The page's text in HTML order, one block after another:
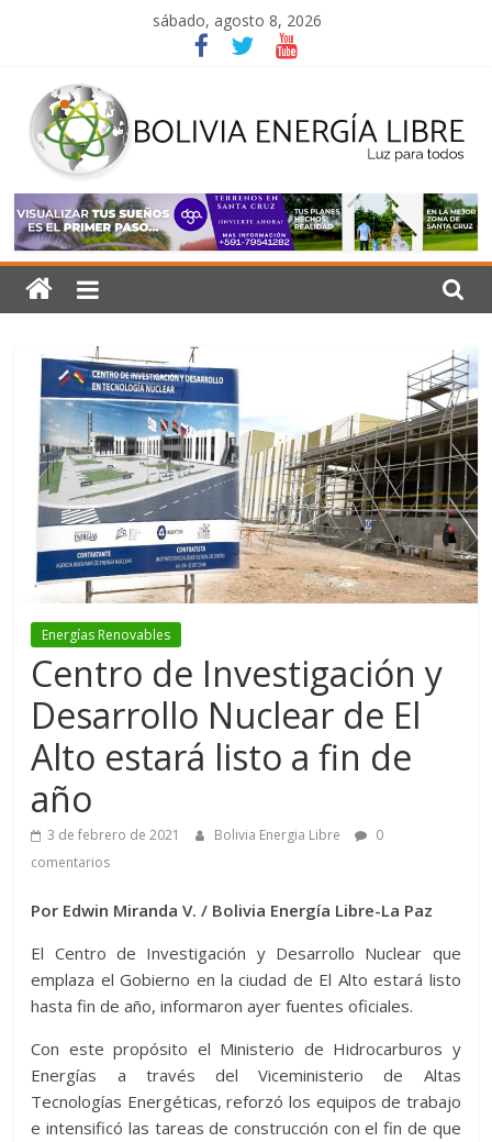
sábado, agosto 8, 2026
Bolivia
Energía
Libre
Luz
para
todos
Energías Renovables
Centro de Investigación y
Desarrollo Nuclear de El
Alto estará listo a fin de
año
3 de febrero de 2021 Bolivia Energia Libre
0
comentarios
Por Edwin Miranda V. / Bolivia Energía Libre-La Paz
El Centro de Investigación y Desarrollo Nuclear que
emplaza el Gobierno en la ciudad de El Alto estará listo
hasta fin de año, informaron ayer fuentes oficiales.
Con este propósito el Ministerio de Hidrocarburos y
Energías a través del Viceministerio de Altas
Tecnologías Energéticas, reforzó los equipos de trabajo
e intensificó las tareas de construcción con el fin de que